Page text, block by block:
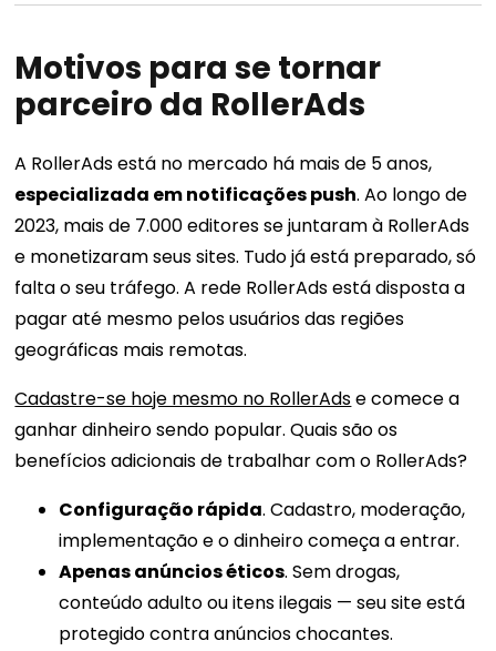
Motivos para se tornar
parceiro da RollerAds
A RollerAds está no mercado há mais de 5 anos,
especializada em notificações push. Ao longo de
2023, mais de 7.000 editores se juntaram à RollerAds
e monetizaram seus sites. Tudo já está preparado, só
falta o seu tráfego. A rede RollerAds está disposta a
pagar até mesmo pelos usuários das regiões
geográficas mais remotas.
Cadastre-se hoje mesmo no RollerAdse comece a
ganhar dinheiro sendo popular. Quais são os
benefícios adicionais de trabalhar com o RollerAds?
Configuração rápida. Cadastro, moderação,
implementação e o dinheiro começa a entrar.
Apenas anúncios éticos. Sem drogas,
conteúdo adulto ou itens ilegais — seu site está
protegido contra anúncios chocantes.